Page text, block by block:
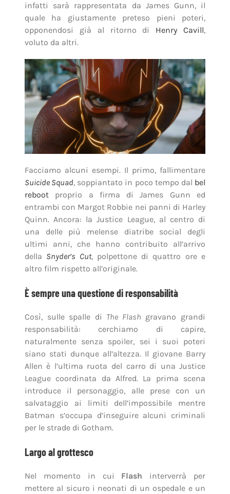
infatti sarà rappresentata da James Gunn, il
quale ha giustamente preteso pieni poteri,
opponendosi già al ritorno di Henry Cavill,
voluto da altri.
Facciamo alcuni esempi. Il primo, fallimentare
Suicide Squad, soppiantato in poco tempo dal bel
rebootproprio a firma di James Gunn ed
entrambi con Margot Robbie nei panni di Harley
Quinn. Ancora: la Justice League, al centro di
una delle più melense diatribe social degli
ultimi anni, che hanno contribuito all’arrivo
della Snyder’s Cut, polpettone di quattro ore e
altro film rispetto all’originale.
È sempre una questione di responsabilità
Così, sulle spalle di The Flash gravano grandi
responsabilità: cerchiamo di capire,
naturalmente senza spoiler, sei i suoi poteri
siano stati dunque all’altezza. Il giovane Barry
Allen è l’ultima ruota del carro di una Justice
League coordinata da Alfred. La prima scena
introduce il personaggio, alle prese con un
salvataggio ai limiti dell’impossibile mentre
Batman s’occupa d’inseguire alcuni criminali
per le strade di Gotham.
Largo al grottesco
Nel momento in cui Flash interverrà per
mettere al sicuro i neonati di un ospedale e un